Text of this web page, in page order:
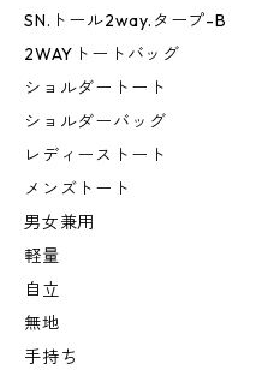
SN.トール2way.タープ-B
2WAYトートバッグ
ショルダートート
ショルダーバッグ
レディーストート
メンズトート
男女兼用
軽量
自立
無地
手持ち